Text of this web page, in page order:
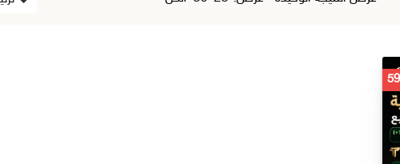
السعر